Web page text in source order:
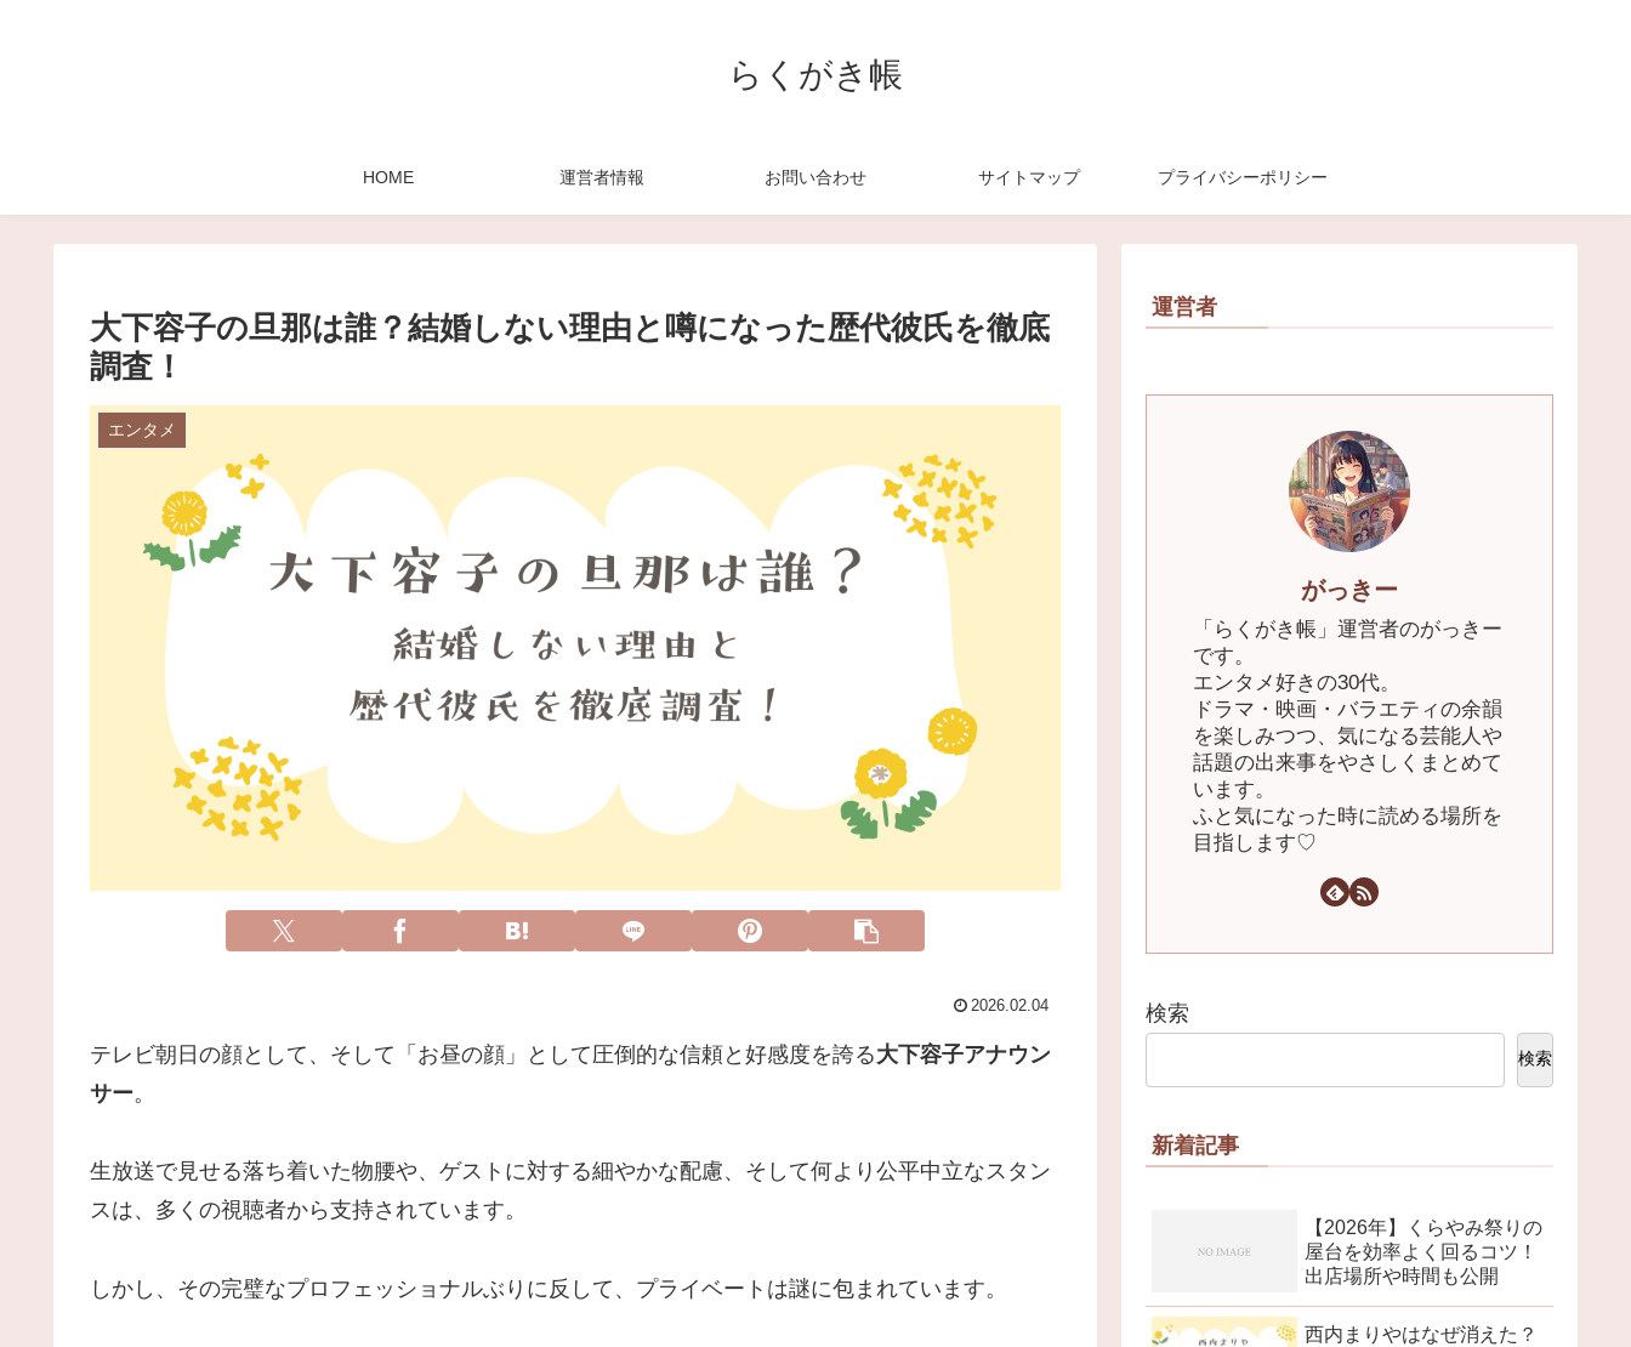
らくがき帳
HOME 運営者情報 お問い合わせ サイトマップ プライバシーポリシー
大下容子の旦那は誰？結婚しない理由と噂になった歴代彼氏を徹底
調査！
エンタメ
2026.02.04
テレビ朝日の顔として、そして「お昼の顔」として圧倒的な信頼と好感度を誇る大下容子アナウン
サー。
生放送で見せる落ち着いた物腰や、ゲストに対する細やかな配慮、そして何より公平中立なスタン
スは、多くの視聴者から支持されています。
しかし、その完璧なプロフェッショナルぶりに反して、プライベートは謎に包まれています。
運営者
がっきー
「らくがき帳」運営者のがっきー
です。
エンタメ好きの30代。
ドラマ・映画・バラエティの余韻
を楽しみつつ、気になる芸能人や
話題の出来事をやさしくまとめて
います。
ふと気になった時に読める場所を
目指します♡
検索
検索
新着記事
【2026年】くらやみ祭りの
屋台を効率よく回るコツ！
出店場所や時間も公開
西内まりやはなぜ消えた？